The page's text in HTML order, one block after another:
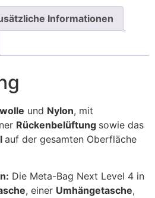
Informationen
und Nylon, mit
Rückenbelüftung sowie das
auf der gesamten Oberfläche
Die Meta-Bag Next Level 4 in
, einer Umhängetasche,